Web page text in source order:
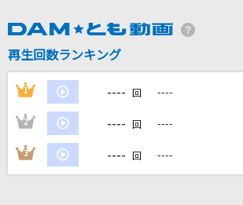
けない
B'z
DAMの新曲・ランキングなど
カラオケ最新情報をチェック！
再生回数ランキング
1 ---- 回 ----
2 ---- 回 ----
3 ---- 回 ----